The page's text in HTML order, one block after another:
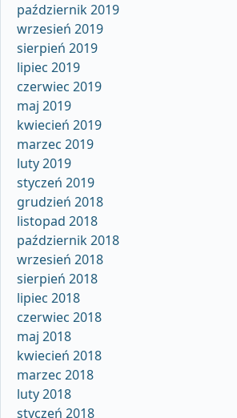
październik 2019
wrzesień 2019
sierpień 2019
lipiec 2019
czerwiec 2019
maj 2019
kwiecień 2019
marzec 2019
luty 2019
styczeń 2019
grudzień 2018
listopad 2018
październik 2018
wrzesień 2018
sierpień 2018
lipiec 2018
czerwiec 2018
maj 2018
kwiecień 2018
marzec 2018
luty 2018
styczeń 2018